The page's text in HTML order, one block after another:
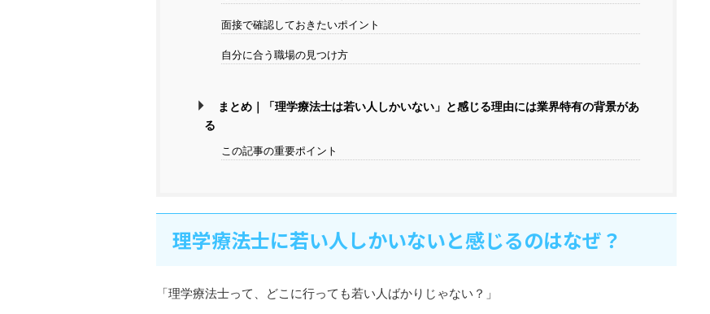
面接で確認しておきたいポイント
自分に合う職場の見つけ方
まとめ｜「理学療法士は若い人しかいない」と感じる理由には業界特有の背景があ
る
この記事の重要ポイント
理学療法士に若い人しかいないと感じるのはなぜ？
「理学療法士って、どこに行っても若い人ばかりじゃない？」